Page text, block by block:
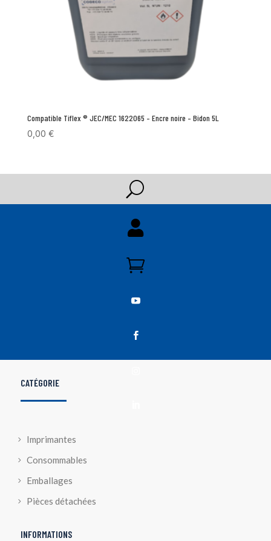
Compatible Tiflex ® JEC/MEC 1622065 – Encre noire – Bidon 5L
0,00 €
U




CATÉGORIE
Imprimantes
Consommables
Emballages
Pièces détachées
INFORMATIONS